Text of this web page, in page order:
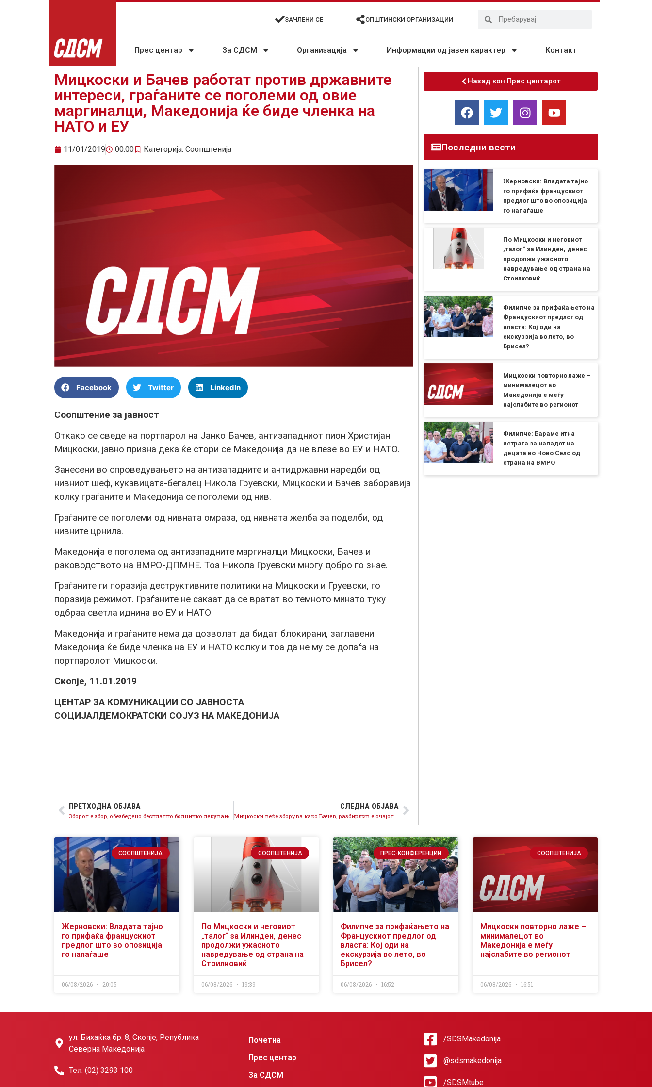
ЗАЧЛЕНИ СЕ ОПШТИНСКИ ОРГАНИЗАЦИИ
Прес центар За СДСМ Организација Информации од јавен карактер Контакт
Мицкоски и Бачев работат против државните
интереси, граѓаните се поголеми од овие
маргиналци, Македонија ќе биде членка на
НАТО и ЕУ
11/01/2019 00:00 Категорија: Соопштенија
Facebook Twitter LinkedIn
Соопштение за јавност
Откако се сведе на портпарол на Јанко Бачев, антизападниот пион Христијан
Мицкоски, јавно призна дека ќе стори се Македонија да не влезе во ЕУ и НАТО.
Занесени во спроведувањето на антизападните и антидржавни наредби од
нивниот шеф, кукавицата-бегалец Никола Груевски, Мицкоски и Бачев заборавија
колку граѓаните и Македонија се поголеми од нив.
Граѓаните се поголеми од нивната омраза, од нивната желба за поделби, од
нивните црнила.
Македонија е поголема од антизападните маргиналци Мицкоски, Бачев и
раководството на ВМРО-ДПМНЕ. Тоа Никола Груевски многу добро го знае.
Граѓаните ги поразија деструктивните политики на Мицкоски и Груевски, го
поразија режимот. Граѓаните не сакаат да се вратат во темното минато туку
одбраа светла иднина во ЕУ и НАТО.
Македонија и граѓаните нема да дозволат да бидат блокирани, заглавени.
Македонија ќе биде членка на ЕУ и НАТО колку и тоа да не му се допаѓа на
портпаролот Мицкоски.
Скопје, 11.01.2019
ЦЕНТАР ЗА КОМУНИКАЦИИ СО ЈАВНОСТА
СОЦИЈАЛДЕМОКРАТСКИ СОЈУЗ НА МАКЕДОНИЈА
ПРЕТХОДНА ОБЈАВА
Зборот е збор, обезбедено бесплатно болничко лекување за пензионери и лица приматели на социјална помош
СЛЕДНА ОБЈАВА
Мицкоски веќе зборува како Бачев, разбирлив е очајот кај маргиналните деструктивци, поразени се, Македонија оди напред во ЕУ и НАТО
Назад кон Прес центарот
Последни вести
Жерновски: Владата тајно
го прифаќа францускиот
предлог што во опозиција
го напаѓаше
По Мицкоски и неговиот
„талог“ за Илинден, денес
продолжи ужасното
навредување од страна на
Стоилковиќ
Филипче за прифаќањето на
Францускиот предлог од
власта: Кој оди на
екскурзија во лето, во
Брисел?
Мицкоски повторно лаже –
минималецот во
Македонија е меѓу
најслабите во регионот
Филипче: Бараме итна
истрага за нападот на
децата во Ново Село од
страна на ВМРО
СООПШТЕНИЈА
Жерновски: Владата тајно
го прифаќа францускиот
предлог што во опозиција
го напаѓаше
06/08/2026 20:05
СООПШТЕНИЈА
По Мицкоски и неговиот
„талог“ за Илинден, денес
продолжи ужасното
навредување од страна на
Стоилковиќ
06/08/2026 19:39
ПРЕС-КОНФЕРЕНЦИИ
Филипче за прифаќањето на
Францускиот предлог од
власта: Кој оди на
екскурзија во лето, во
Брисел?
06/08/2026 16:52
СООПШТЕНИЈА
Мицкоски повторно лаже –
минималецот во
Македонија е меѓу
најслабите во регионот
06/08/2026 16:51
ул. Бихаќка бр. 8, Скопје, Република
Северна Македонија
Тел. (02) 3293 100
Почетна
Прес центар
За СДСМ
/SDSMakedonija
@sdsmakedonija
/SDSMtube